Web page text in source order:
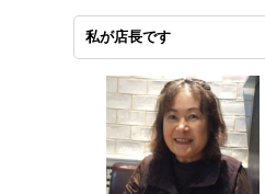
私が店長です